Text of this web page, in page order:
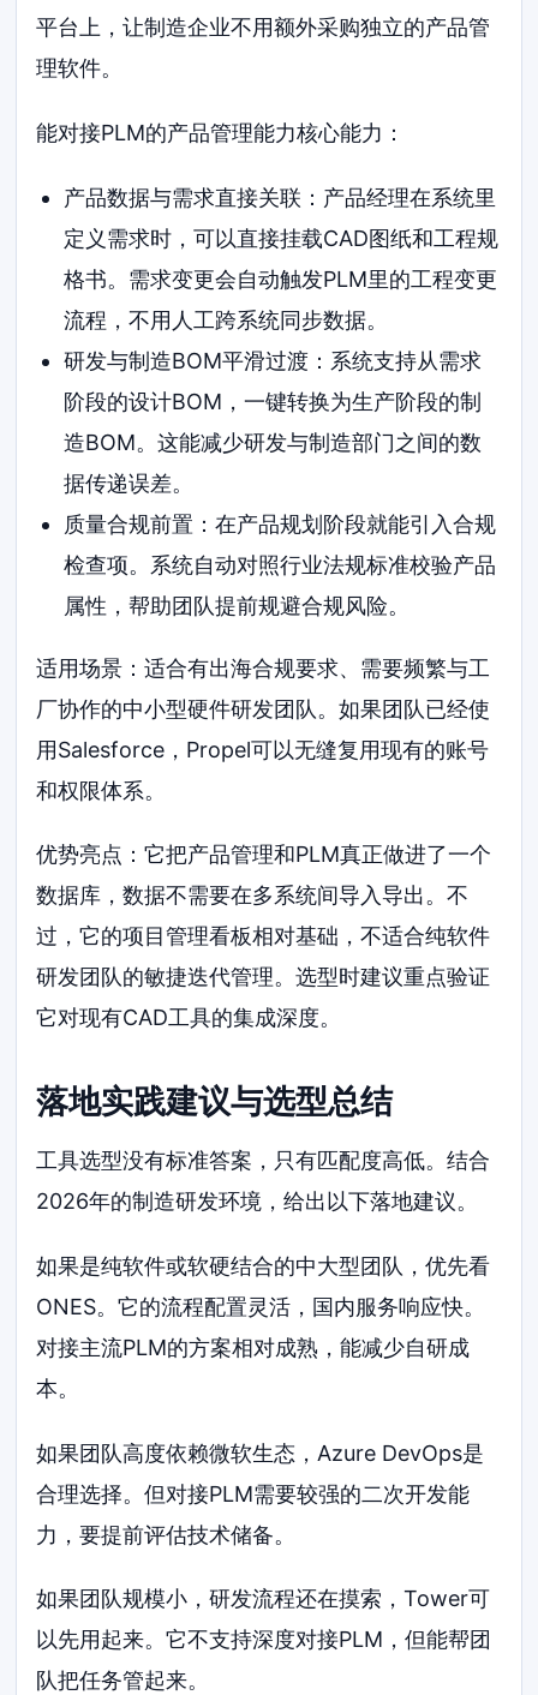
平台上，让制造企业不用额外采购独立的产品管
理软件。
能对接PLM的产品管理能力核心能力：
产品数据与需求直接关联：产品经理在系统里
定义需求时，可以直接挂载CAD图纸和工程规
格书。需求变更会自动触发PLM里的工程变更
流程，不用人工跨系统同步数据。
研发与制造BOM平滑过渡：系统支持从需求
阶段的设计BOM，一键转换为生产阶段的制
造BOM。这能减少研发与制造部门之间的数
据传递误差。
质量合规前置：在产品规划阶段就能引入合规
检查项。系统自动对照行业法规标准校验产品
属性，帮助团队提前规避合规风险。
适用场景：适合有出海合规要求、需要频繁与工
厂协作的中小型硬件研发团队。如果团队已经使
用Salesforce，Propel可以无缝复用现有的账号
和权限体系。
优势亮点：它把产品管理和PLM真正做进了一个
数据库，数据不需要在多系统间导入导出。不
过，它的项目管理看板相对基础，不适合纯软件
研发团队的敏捷迭代管理。选型时建议重点验证
它对现有CAD工具的集成深度。
落地实践建议与选型总结
工具选型没有标准答案，只有匹配度高低。结合
2026年的制造研发环境，给出以下落地建议。
如果是纯软件或软硬结合的中大型团队，优先看
ONES。它的流程配置灵活，国内服务响应快。
对接主流PLM的方案相对成熟，能减少自研成
本。
如果团队高度依赖微软生态，Azure DevOps是
合理选择。但对接PLM需要较强的二次开发能
力，要提前评估技术储备。
如果团队规模小，研发流程还在摸索，Tower可
以先用起来。它不支持深度对接PLM，但能帮团
队把任务管起来。